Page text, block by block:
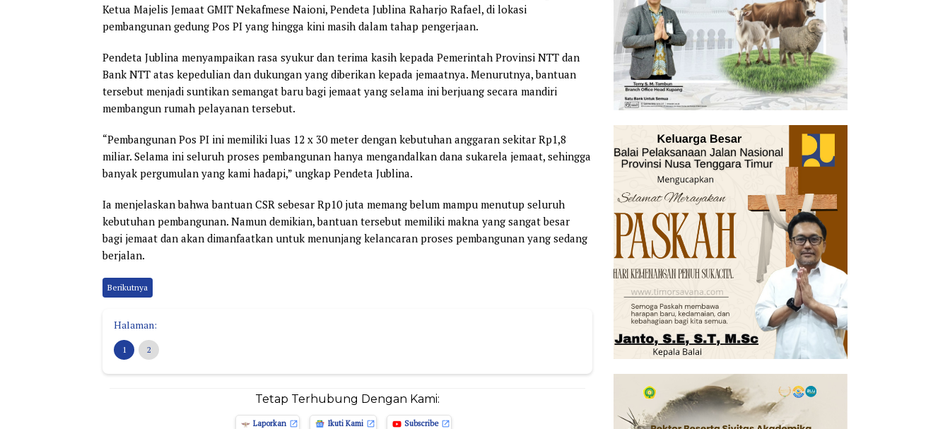
Ketua Majelis Jemaat GMIT Nekafmese Naioni, Pendeta Jublina Raharjo Rafael, di lokasi
pembangunan gedung Pos PI yang hingga kini masih dalam tahap pengerjaan.
Pendeta Jublina menyampaikan rasa syukur dan terima kasih kepada Pemerintah Provinsi NTT dan
Bank NTT atas kepedulian dan dukungan yang diberikan kepada jemaatnya. Menurutnya, bantuan
tersebut menjadi suntikan semangat baru bagi jemaat yang selama ini berjuang secara mandiri
membangun rumah pelayanan tersebut.
“Pembangunan Pos PI ini memiliki luas 12 x 30 meter dengan kebutuhan anggaran sekitar Rp1,8
miliar. Selama ini seluruh proses pembangunan hanya mengandalkan dana sukarela jemaat, sehingga
banyak pergumulan yang kami hadapi,” ungkap Pendeta Jublina.
Ia menjelaskan bahwa bantuan CSR sebesar Rp10 juta memang belum mampu menutup seluruh
kebutuhan pembangunan. Namun demikian, bantuan tersebut memiliki makna yang sangat besar
bagi jemaat dan akan dimanfaatkan untuk menunjang kelancaran proses pembangunan yang sedang
berjalan.
Berikutnya
Halaman:
1 2
Tetap Terhubung Dengan Kami:
Laporkan Ikuti Kami Subscribe